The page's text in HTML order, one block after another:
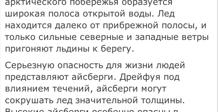
широкая полоса открытой воды. Лед
находится далеко от прибрежной полосы, и
только сильные северные и западные ветры
пригоняют льдины к берегу.
Серьезную опасность для жизни людей
представляют айсберги. Дрейфуя под
влиянием течений, айсберги могут
сокрушать лед значительной толщины.